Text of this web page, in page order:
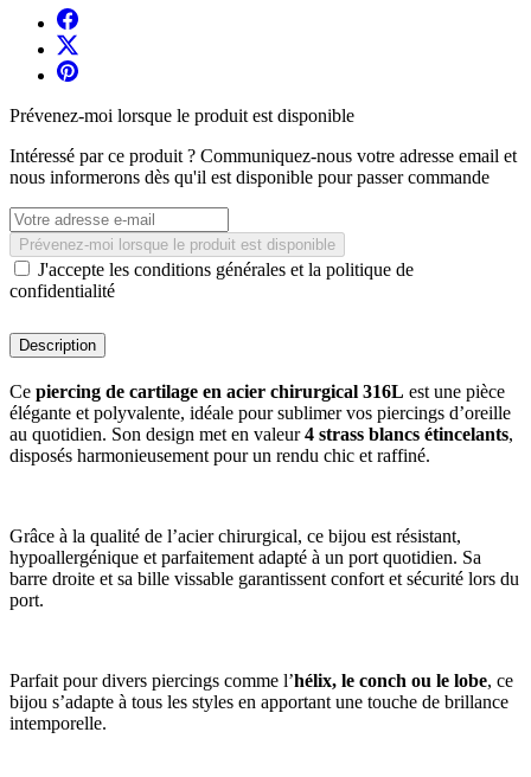
Prévenez-moi lorsque le produit est disponible
Intéressé par ce produit ? Communiquez-nous votre adresse email et
nous informerons dès qu'il est disponible pour passer commande
Prévenez-moi lorsque le produit est disponible
J'accepte les conditions générales et la politique de
confidentialité
Description
Ce piercing de cartilage en acier chirurgical 316L est une pièce
élégante et polyvalente, idéale pour sublimer vos piercings d’oreille
au quotidien. Son design met en valeur4 strass blancs étincelants,
disposés harmonieusement pour un rendu chic et raffiné.
Grâce à la qualité de l’acier chirurgical, ce bijou est résistant,
hypoallergénique et parfaitement adapté à un port quotidien. Sa
barre droite et sa bille vissable garantissent confort et sécurité lors du
port.
Parfait pour divers piercings comme l’hélix, le conch ou le lobe, ce
bijou s’adapte à tous les styles en apportant une touche de brillance
intemporelle.